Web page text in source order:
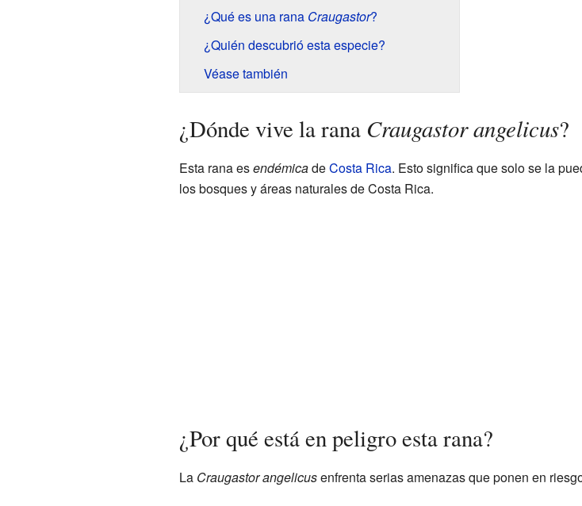
¿Qué es una rana Craugastor?
¿Quién descubrió esta especie?
Véase también
¿Dónde vive la rana Craugastor angelicus?
Esta rana esendémicadeCosta Rica. Esto significa que solo se la
los bosques y áreas naturales de Costa Rica.
¿Por qué está en peligro esta rana?
La Craugastor angelicusenfrenta serias amenazas que ponen en